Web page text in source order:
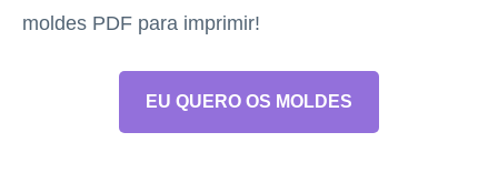
moldes PDF para imprimir!
EU QUERO OS MOLDES